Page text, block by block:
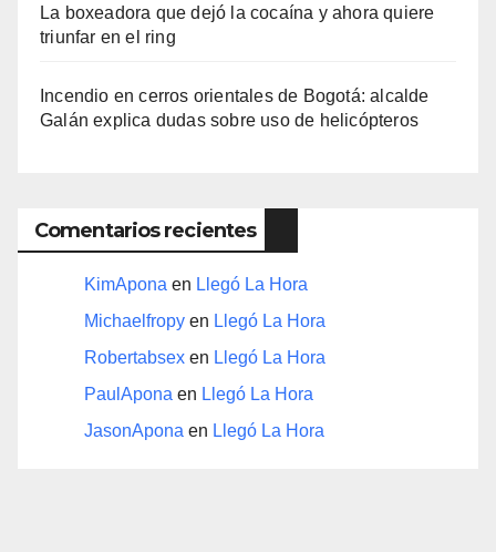
La boxeadora que dejó la cocaína y ahora quiere
triunfar en el ring​
Incendio en cerros orientales de Bogotá: alcalde
Galán explica dudas sobre uso de helicópteros
Comentarios recientes
KimApona en Llegó La Hora
Michaelfropy en Llegó La Hora
Robertabsex en Llegó La Hora
PaulApona en Llegó La Hora
JasonApona en Llegó La Hora